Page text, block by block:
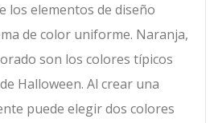
los elementos de diseño
de color uniforme. Naranja,
son los colores típicos
Halloween. Al crear una
puede elegir dos colores